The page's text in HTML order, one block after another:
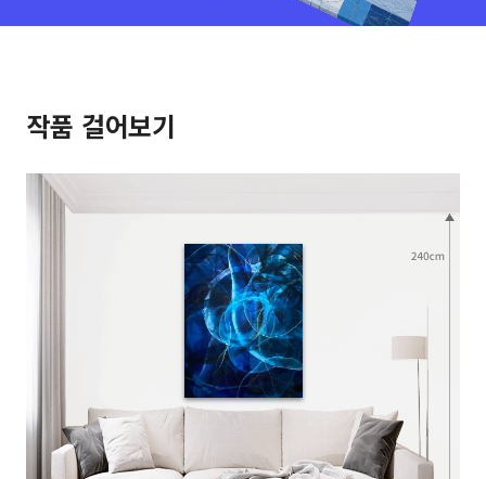
작품 걸어보기